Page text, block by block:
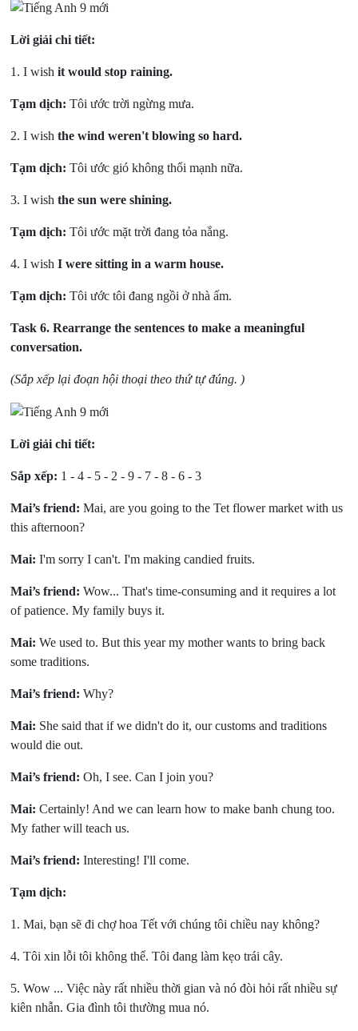
Lời giải chi tiết:
1. I wishit would stop raining.
Tạm dịch: Tôi ước trời ngừng mưa.
2. I wishthe wind weren't blowing so hard.
Tạm dịch: Tôi ước gió không thổi mạnh nữa.
3. I wishthe sun were shining.
Tạm dịch: Tôi ước mặt trời đang tỏa nắng.
4. I wishI were sitting in a warm house.
Tạm dịch: Tôi ước tôi đang ngồi ở nhà ấm.
Task 6.Rearrange the sentences to make a meaningful
conversation.
(Sắp xếp lại đoạn hội thoại theo thứ tự đúng. )
Lời giải chi tiết:
Sắp xếp: 1 - 4 - 5 - 2 - 9 - 7 - 8 - 6 - 3
Mai’s friend: Mai, are you going to the Tet flower market with us
this afternoon?
Mai: I'm sorry I can't. I'm making candied fruits.
Mai’s friend: Wow... That's time-consuming and it requires a lot
of patience. My family buys it.
Mai: We used to. But this year my mother wants to bring back
some traditions.
Mai’s friend: Why?
Mai: She said that if we didn't do it, our customs and traditions
would die out.
Mai’s friend: Oh, I see. Can I join you?
Mai: Certainly! And we can learn how to make banh chung too.
My father will teach us.
Mai’s friend: Interesting! I'll come.
Tạm dịch:
1. Mai, bạn sẽ đi chợ hoa Tết với chúng tôi chiều nay không?
4. Tôi xin lỗi tôi không thể. Tôi đang làm kẹo trái cây.
5. Wow ... Việc này rất nhiều thời gian và nó đòi hỏi rất nhiều sự
kiên nhẫn. Gia đình tôi thường mua nó.